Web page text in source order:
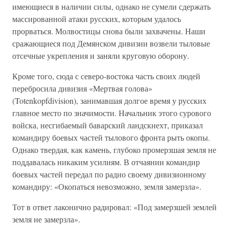
имеющиеся в наличии силы, однако не сумели сдержать
массированной атаки русских, которым удалось
прорваться. Молвостицы снова были захвачены. Наши
сражающиеся под Демянском дивизии возвели тыловые
отсечные укрепления и заняли круговую оборону.
Кроме того, сюда с северо-востока часть своих людей
перебросила дивизия «Мертвая голова»
(Totenkopfdivision), занимавшая долгое время у русских
главное место по значимости. Начальник этого сурового
войска, несгибаемый баварский ландскнехт, приказал
командиру боевых частей тылового фронта рыть окопы.
Однако твердая, как камень, глубоко промерзшая земля не
поддавалась никаким усилиям. В отчаянии командир
боевых частей передал по радио своему дивизионному
командиру: «Окопаться невозможно, земля замерзла».
Тот в ответ лаконично радировал: «Под замерзшей землей
земля не замерзла».